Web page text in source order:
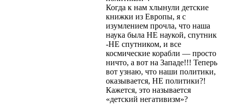
Когда к нам хлынули детские
книжки из Европы, я с
изумлением прочла, что наша
наука была НЕ наукой, спутник
-НЕ спутником, и все
космические корабли — просто
ничто, а вот на Западе!!! Теперь
вот узнаю, что наши политики,
оказывается, НЕ политики?!
Кажется, это называется
«детский негативизм»?